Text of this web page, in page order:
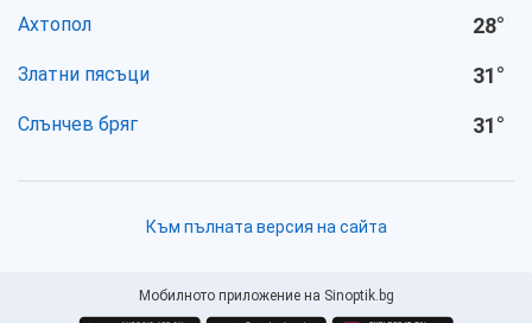
Ахтопол 28°
Златни пясъци 31°
Слънчев бряг 31°
Към пълната версия на сайта
Мобилното приложение на Sinoptik.bg